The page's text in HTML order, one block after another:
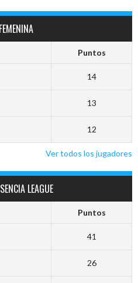
Puntos
14
13
12
Ver todos los jugadores
LEAGUE
Puntos
41
26